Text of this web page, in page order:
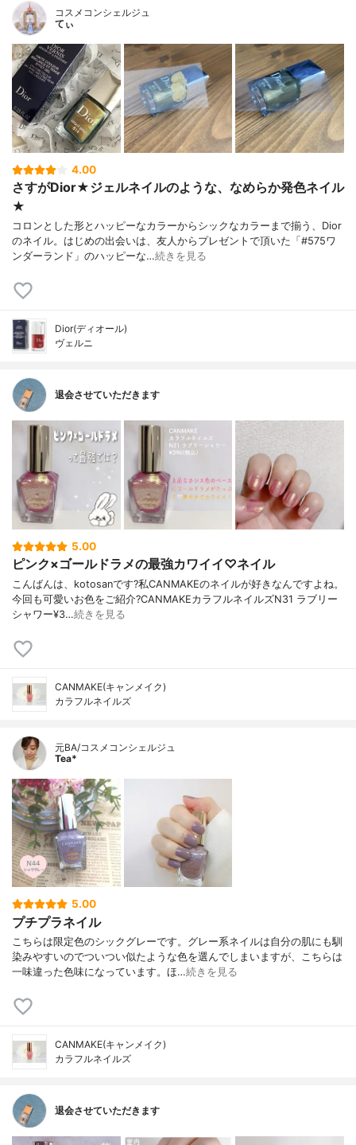
コスメコンシェルジュ
てぃ
4.00
さすがDior★ジェルネイルのような、なめらか発色ネイル
★
コロンとした形とハッピーなカラーからシックなカラーまで揃う、Dior
のネイル。はじめの出会いは、友人からプレゼントで頂いた「#575ワ
ンダーランド」のハッピーな…続きを見る
Dior(ディオール)
ヴェルニ
退会させていただきます
5.00
ピンク×ゴールドラメの最強カワイイ♡ネイル
こんばんは、kotosanです?私CANMAKEのネイルが好きなんですよね。
今回も可愛いお色をご紹介?CANMAKEカラフルネイルズN31 ラブリー
シャワー¥3…続きを見る
CANMAKE(キャンメイク)
カラフルネイルズ
元BA/コスメコンシェルジュ
Tea*
5.00
プチプラネイル
こちらは限定色のシックグレーです。グレー系ネイルは自分の肌にも馴
染みやすいのでついつい似たような色を選んでしまいますが、こちらは
一味違った色味になっています。ほ…続きを見る
CANMAKE(キャンメイク)
カラフルネイルズ
退会させていただきます